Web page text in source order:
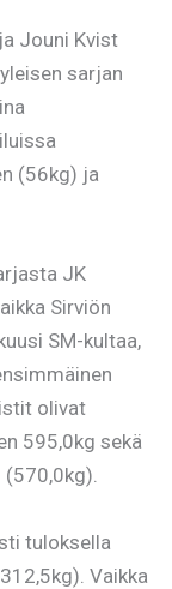
Jouni Kvist
sarjan
(56kg) ja
JK
Sirviön
SM-kultaa,
olivat
595,0kg sekä
(570,0kg).
tuloksella
Vaikka